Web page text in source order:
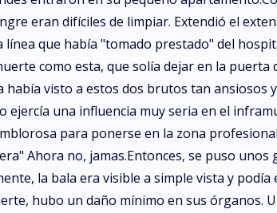
eran difíciles de limpiar. Extendió el
que había "tomado prestado" del
como esta, que solía dejar en la
visto a estos dos brutos tan ansiosos
ejercía una influencia muy seria en el
para ponerse en la zona
Ahora no, jamas.Entonces, se puso
la bala era visible a simple vista y
hubo un daño mínimo en sus órganos.